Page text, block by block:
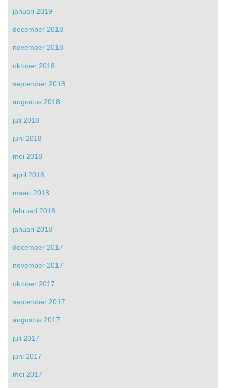
januari 2019
december 2018
november 2018
oktober 2018
september 2018
augustus 2018
juli 2018
juni 2018
mei 2018
april 2018
maart 2018
februari 2018
januari 2018
december 2017
november 2017
oktober 2017
september 2017
augustus 2017
juli 2017
juni 2017
mei 2017